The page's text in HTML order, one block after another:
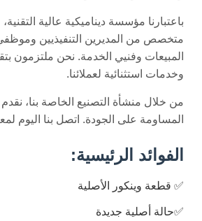
باعتبارنا مؤسسة ديناميكية عالية
متخصص من المديرين التنفيذيين
المبيعات وفنيي الخدمة. نحن ملتزمون
وخدمات استثنائية لعملائنا.
من خلال منشأة التصنيع الخاصة بنا،
المساومة على الجودة. اتصل بنا اليوم
الفوائد الرئيسية:
✅ قطعة وينكور الأصلية
✅حالة أصلية جديدة